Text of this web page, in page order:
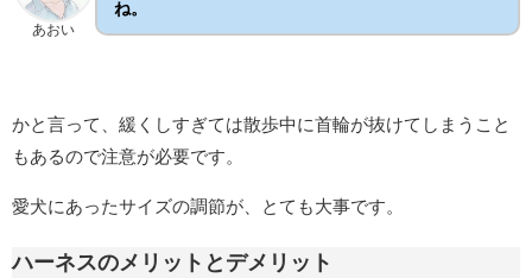
あおい
ね。
かと言って、緩くしすぎては散歩中に首輪が抜けてしまうこと
もあるので注意が必要です。
愛犬にあったサイズの調節が、とても大事です。
ハーネスのメリットとデメリット